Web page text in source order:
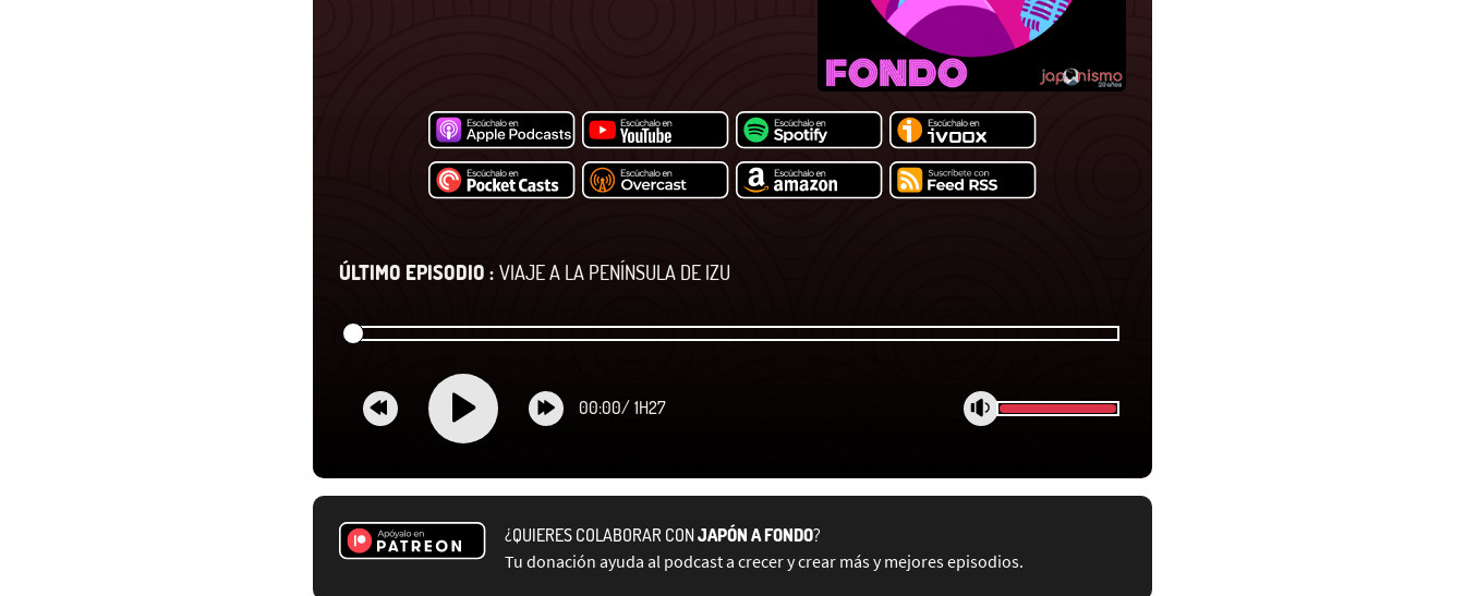
ÚLTIMO EPISODIO : VIAJE A LA PENÍNSULA DE IZU
00:00/ 1H27
¿QUIERES COLABORAR CONJAPÓN A FONDO?
Tu donación ayuda al podcast a crecer y crear más y mejores episodios.